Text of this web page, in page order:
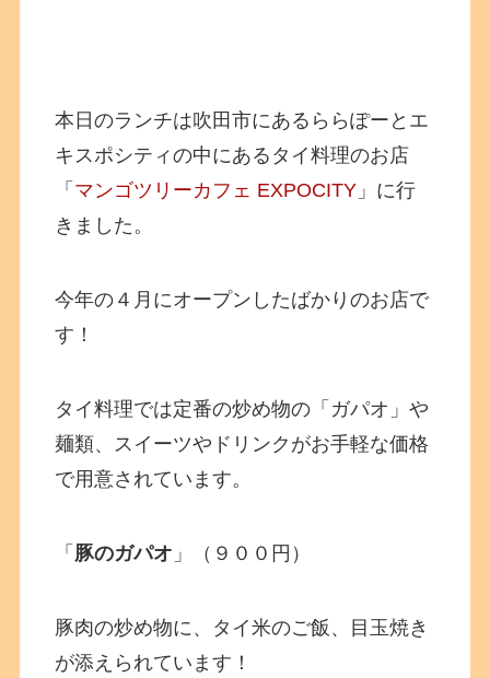
本日のランチは吹田市にあるららぽーとエ
キスポシティの中にあるタイ料理のお店
「 マンゴツリーカフェ EXPOCITY 」に行
きました。
今年の４月にオープンしたばかりのお店で
す！
タイ料理では定番の炒め物の「ガパオ」や
麺類、スイーツやドリンクがお手軽な価格
で用意されています。
「 豚のガパオ 」（９００円）
豚肉の炒め物に、タイ米のご飯、目玉焼き
が添えられています！